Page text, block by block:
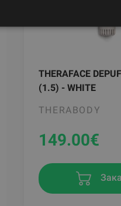
THERAFACE
(1.5) - WHITE
THERABODY
149.00€